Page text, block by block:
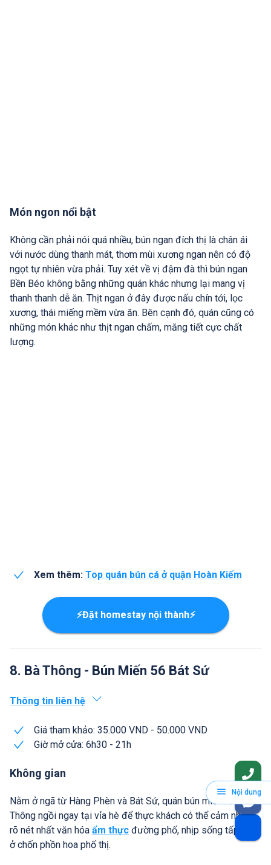
Món ngon nổi bật
Không cần phải nói quá nhiều, bún ngan đích thị là chân ái
với nước dùng thanh mát, thơm mùi xương ngan nên có độ
ngọt tự nhiên vừa phải. Tuy xét về vị đậm đà thì bún ngan
Bền Béo không bằng những quán khác nhưng lại mang vị
thanh thanh dễ ăn. Thịt ngan ở đây được nấu chín tới, lọc
xương, thái miếng mềm vừa ăn. Bên cạnh đó, quán cũng có
những món khác như thịt ngan chấm, măng tiết cực chất
lượng.
Xem thêm: Top quán bún cá ở quận Hoàn Kiếm
⚡Đặt homestay nội thành⚡
8. Bà Thông - Bún Miến 56 Bát Sứ
Thông tin liên hệ
Giá tham khảo: 35.000 VND - 50.000 VND
Giờ mở cửa: 6h30 - 21h
Không gian
Nằm ở ngã từ Hàng Phèn và Bát Sứ, quán bún miến của bà
Thông ngồi ngay tại vỉa hè để thực khách có thể cảm nhận
rõ nét nhất văn hóa ẩm thực đường phố, nhịp sống tấp nập
ở chốn phồn hoa phố thị.
Nội dung